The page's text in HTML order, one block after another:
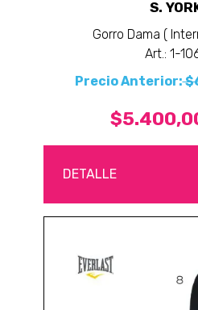
S.
Gorro Dama (
Art.: 1-
Precio Anterior:
DETALLE